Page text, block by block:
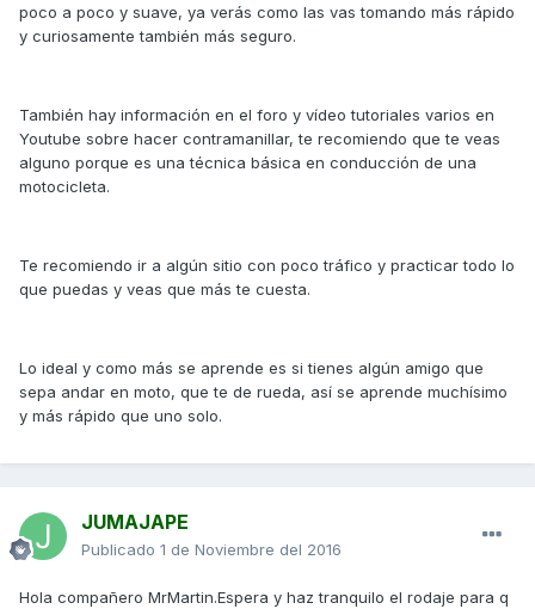
poco a poco y suave, ya verás como las vas tomando más rápido
y curiosamente también más seguro.
También hay información en el foro y vídeo tutoriales varios en
Youtube sobre hacer contramanillar, te recomiendo que te veas
alguno porque es una técnica básica en conducción de una
motocicleta.
Te recomiendo ir a algún sitio con poco tráfico y practicar todo lo
que puedas y veas que más te cuesta.
Lo ideal y como más se aprende es si tienes algún amigo que
sepa andar en moto, que te de rueda, así se aprende muchísimo
y más rápido que uno solo.
JUMAJAPE
Publicado 1 de Noviembre del 2016
Hola compañero MrMartin.Espera y haz tranquilo el rodaje para q